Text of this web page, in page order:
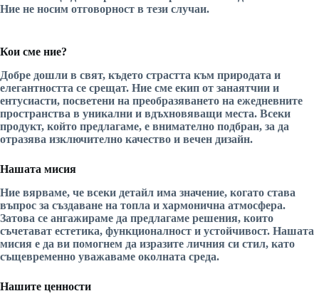
Ние не носим отговорност в тези случаи.
Кои сме ние?
Добре дошли в свят, където страстта към природата и
елегантността се срещат. Ние сме екип от занаятчии и
ентусиасти, посветени на преобразяването на ежедневните
пространства в уникални и вдъхновяващи места. Всеки
продукт, който предлагаме, е внимателно подбран, за да
отразява изключително качество и вечен дизайн.
Нашата мисия
Ние вярваме, че всеки детайл има значение, когато става
въпрос за създаване на топла и хармонична атмосфера.
Затова се ангажираме да предлагаме решения, които
съчетават естетика, функционалност и устойчивост. Нашата
мисия е да ви помогнем да изразите личния си стил, като
същевременно уважаваме околната среда.
Нашите ценности